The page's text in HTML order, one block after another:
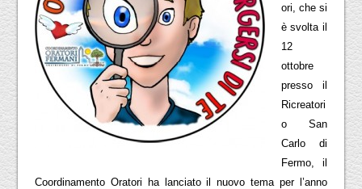
ori, che si
è svolta il
12
ottobre
presso il
Ricreatori
o San
Carlo di
Fermo, il
Coordinamento Oratori ha lanciato il nuovo tema per l’anno